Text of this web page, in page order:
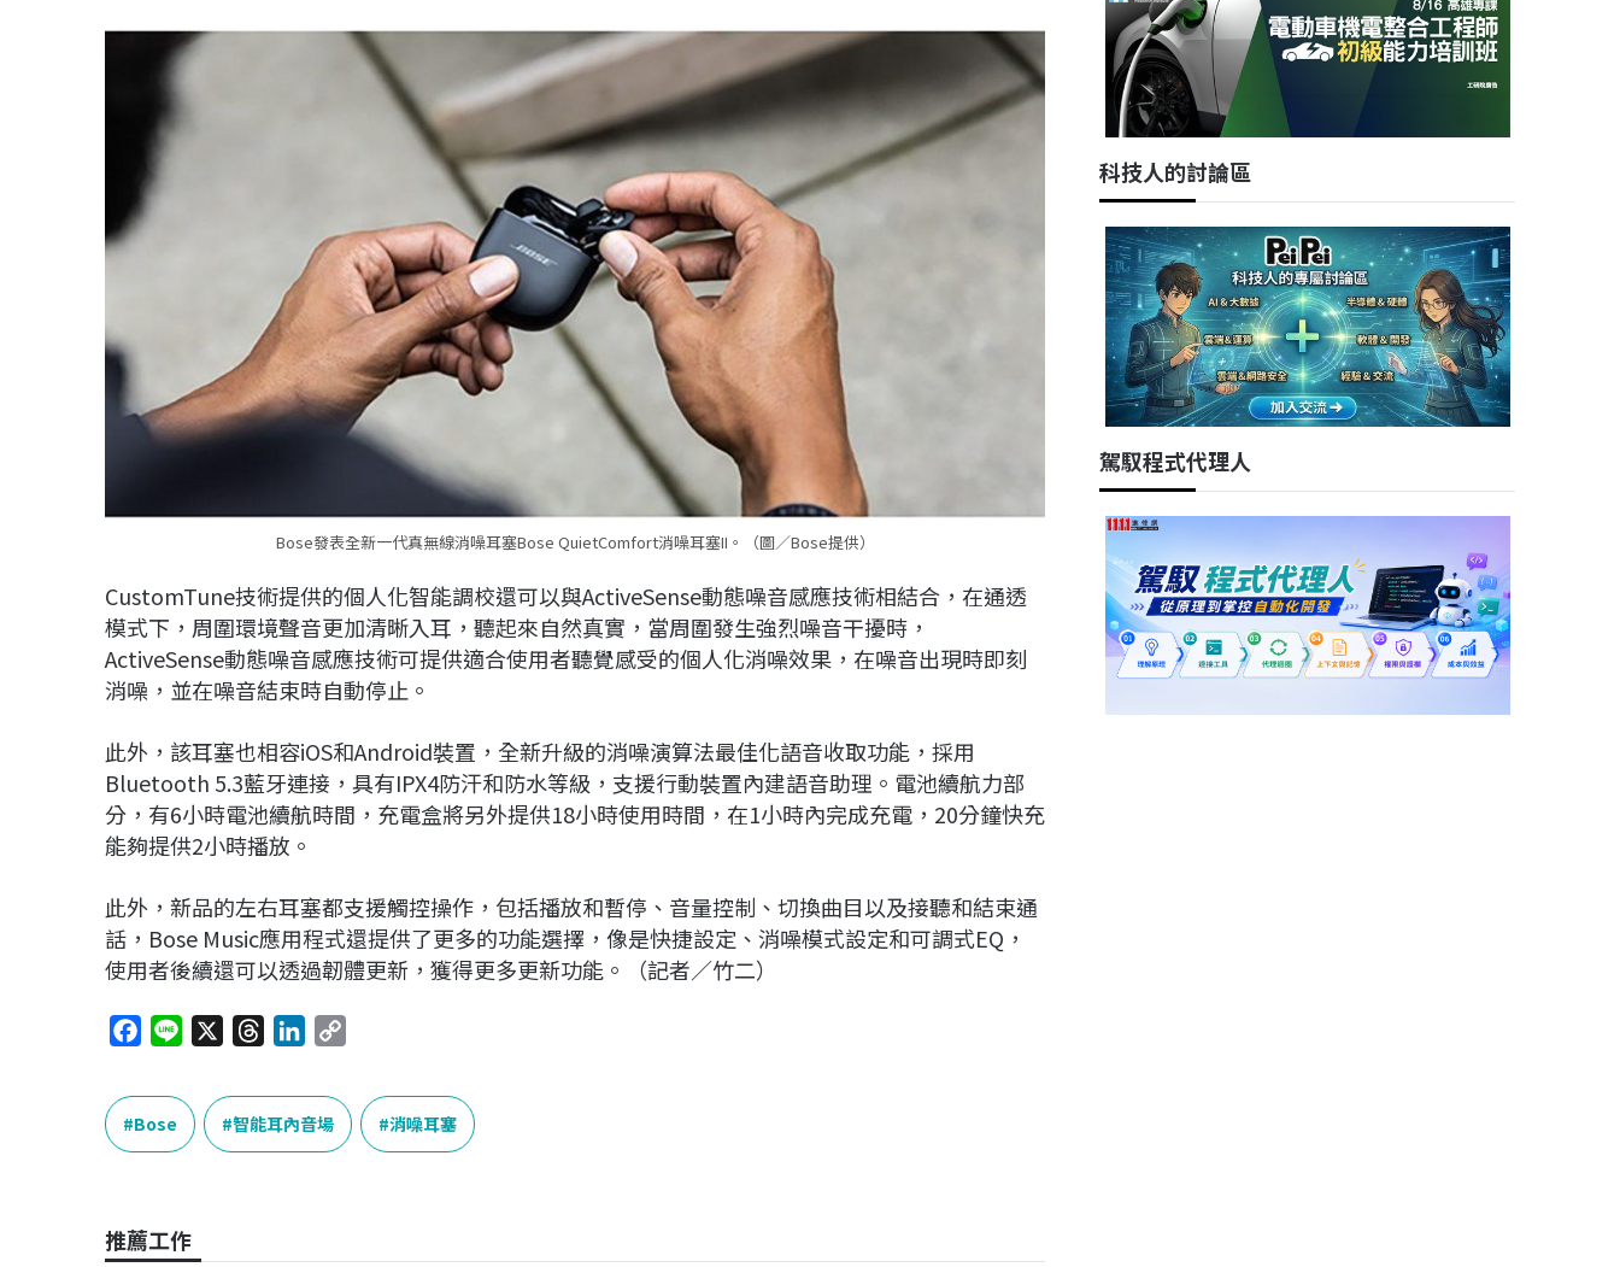
Bose發表全新一代真無線消噪耳塞Bose QuietComfort消噪耳塞II。（圖／Bose提供）
CustomTune技術提供的個人化智能調校還可以與ActiveSense動態噪音感應技術相結合，在通透
模式下，周圍環境聲音更加清晰入耳，聽起來自然真實，當周圍發生強烈噪音干擾時，
ActiveSense動態噪音感應技術可提供適合使用者聽覺感受的個人化消噪效果，在噪音出現時即刻
消噪，並在噪音結束時自動停止。
此外，該耳塞也相容iOS和Android裝置，全新升級的消噪演算法最佳化語音收取功能，採用
Bluetooth 5.3藍牙連接，具有IPX4防汗和防水等級，支援行動裝置內建語音助理。電池續航力部
分，有6小時電池續航時間，充電盒將另外提供18小時使用時間，在1小時內完成充電，20分鐘快充
能夠提供2小時播放。
此外，新品的左右耳塞都支援觸控操作，包括播放和暫停、音量控制、切換曲目以及接聽和結束通
話，Bose Music應用程式還提供了更多的功能選擇，像是快捷設定、消噪模式設定和可調式EQ，
使用者後續還可以透過韌體更新，獲得更多更新功能。（記者／竹二）
c
e
b
k
n
e
r
e
a
n
k
e
y
Bose 智能耳內音場 消噪耳塞
推薦工作
科技人的討論區
駕馭程式代理人